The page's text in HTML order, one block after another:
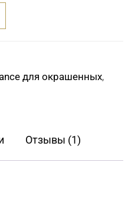
для окрашенных,
Отзывы (1)